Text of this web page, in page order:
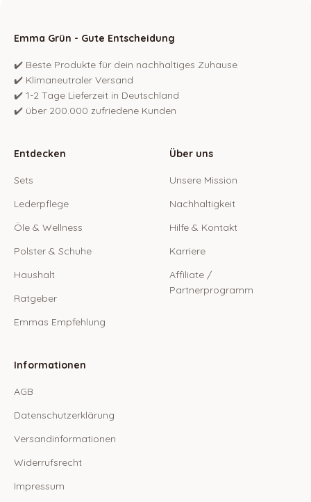
Emma Grün - Gute Entscheidung
✔️ Beste Produkte für dein nachhaltiges Zuhause
✔️ Klimaneutraler Versand
✔️ 1-2 Tage Lieferzeit in Deutschland
✔️ über 200.000 zufriedene Kunden
Entdecken
Sets
Lederpflege
Öle & Wellness
Polster & Schuhe
Haushalt
Ratgeber
Emmas Empfehlung
Über uns
Unsere Mission
Nachhaltigkeit
Hilfe & Kontakt
Karriere
Affiliate /
Partnerprogramm
Informationen
AGB
Datenschutzerklärung
Versandinformationen
Widerrufsrecht
Impressum